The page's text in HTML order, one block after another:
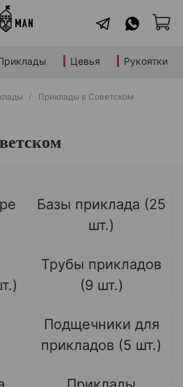
Цевья Рукоятки
Приклады в Советском
Базы приклада (25
шт.)
Трубы прикладов
(9 шт.)
Подщечники для
прикладов (5 шт.)